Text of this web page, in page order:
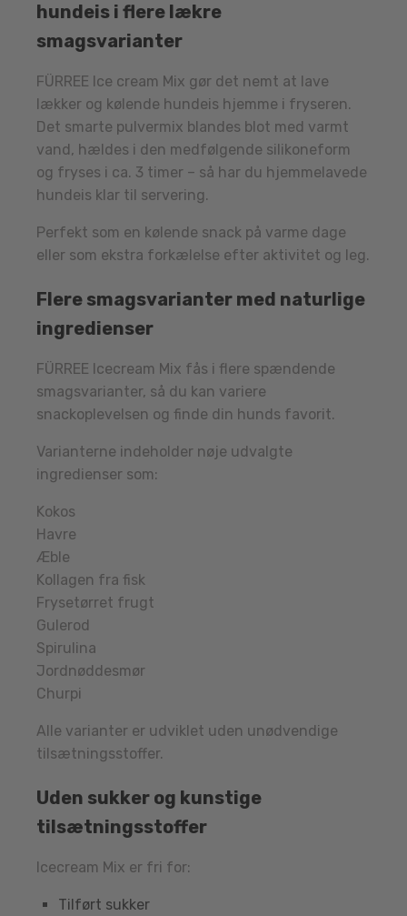
hundeis i flere lækre
smagsvarianter
FÜRREE Ice cream Mix gør det nemt at lave
lækker og kølende hundeis hjemme i fryseren.
Det smarte pulvermix blandes blot med varmt
vand, hældes i den medfølgende silikoneform
og fryses i ca. 3 timer – så har du hjemmelavede
hundeis klar til servering.
Perfekt som en kølende snack på varme dage
eller som ekstra forkælelse efter aktivitet og leg.
Flere smagsvarianter med naturlige
ingredienser
FÜRREE Icecream Mix fås i flere spændende
smagsvarianter, så du kan variere
snackoplevelsen og finde din hunds favorit.
Varianterne indeholder nøje udvalgte
ingredienser som:
Kokos
Havre
Æble
Kollagen fra fisk
Frysetørret frugt
Gulerod
Spirulina
Jordnøddesmør
Churpi
Alle varianter er udviklet uden unødvendige
tilsætningsstoffer.
Uden sukker og kunstige
tilsætningsstoffer
Icecream Mix er fri for:
Tilført sukker